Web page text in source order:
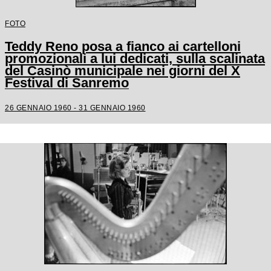
FOTO
Teddy Reno posa a fianco ai cartelloni
promozionali a lui dedicati, sulla scalinata
del Casinò municipale nei giorni del X
Festival di Sanremo
26 GENNAIO 1960 - 31 GENNAIO 1960